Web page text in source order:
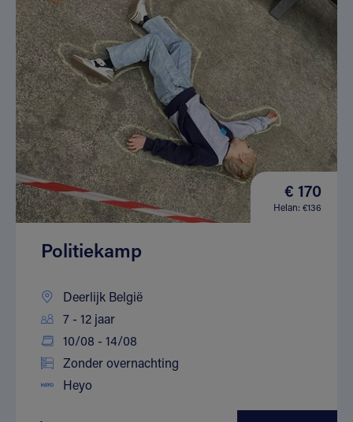
€ 170
Helan: €136
Politiekamp
Deerlijk België
7 - 12 jaar
10/08 - 14/08
Zonder overnachting
Heyo